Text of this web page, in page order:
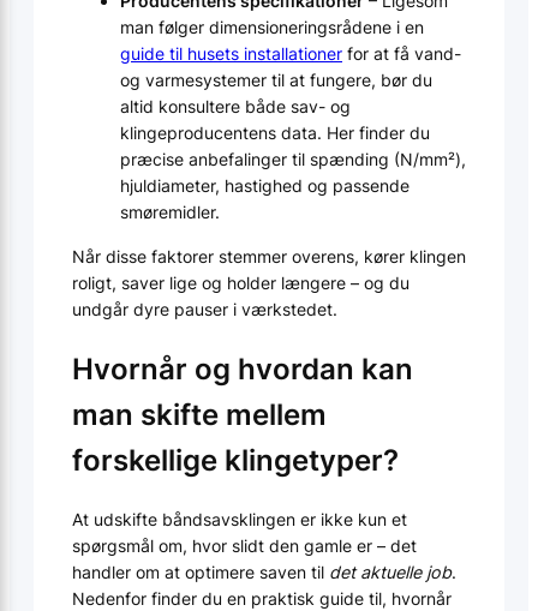
man følger dimensionerings­rådene i en
guide til husets installationer for at få vand-
og varmesystemer til at fungere, bør du
altid konsultere både sav- og
klingeproducentens data. Her finder du
præcise anbefalinger til spænding (N/mm²),
hjuldiameter, hastighed og passende
smøremidler.
Når disse faktorer stemmer overens, kører klingen
roligt, saver lige og holder længere – og du
undgår dyre pauser i værkstedet.
Hvornår og hvordan kan
man skifte mellem
forskellige klingetyper?
At udskifte båndsavsklingen er ikke kun et
spørgsmål om, hvor slidt den gamle er – det
handler om at optimere saven til det aktuelle job.
Nedenfor finder du en praktisk guide til, hvornår